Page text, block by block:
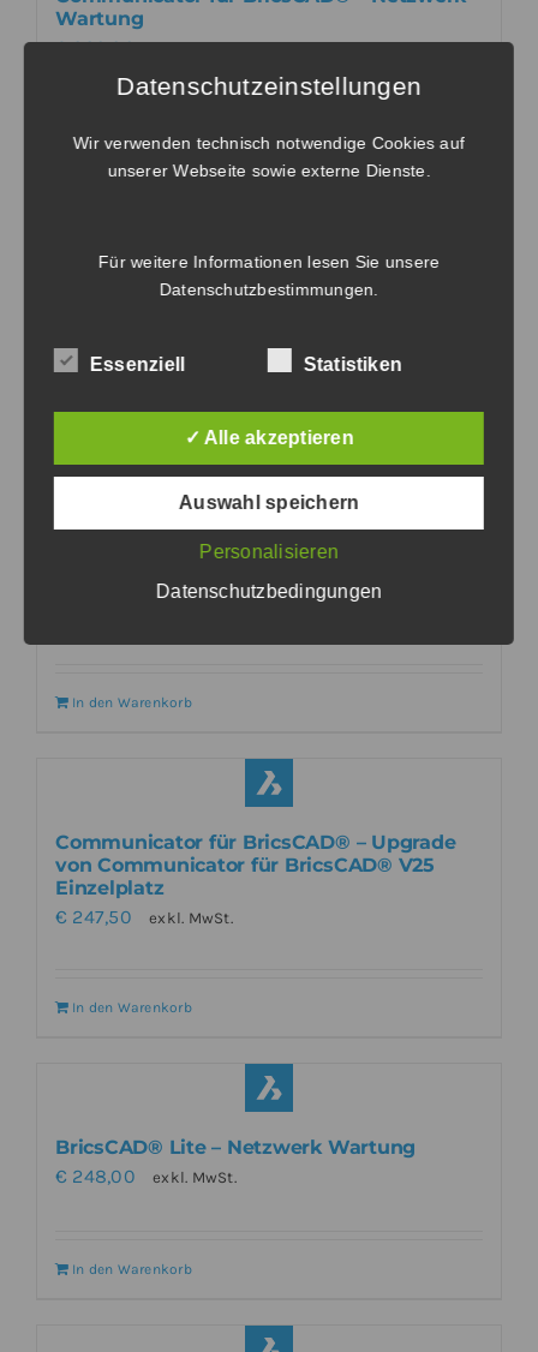
Wartung
€220,00
In den Warenkorb
Communicator für BricsCAD® – Netzwerk
Wartungsverlängerung
BricsCAD® Ultimate – Upgrade von
BricsCAD® V26 BIM Einzelplatz
In den Warenkorb
Communicator für BricsCAD® – Upgrade
von Communicator für BricsCAD® V25
Einzelplatz
€ 247,50 exkl. MwSt.
In den Warenkorb
BricsCAD® Lite – Netzwerk Wartung
€ 248,00 exkl. MwSt.
In den Warenkorb
Datenschutzeinstellungen
Wir verwenden technisch notwendige Cookies auf
unserer Webseite sowie externe Dienste.
Für weitere Informationen lesen Sie unsere
Datenschutzbestimmungen
Essenziell Statistiken
✓ Alle akzeptieren
Auswahl speichern
Personalisieren
Datenschutzbedingungen